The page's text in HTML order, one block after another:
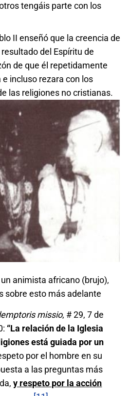
tengáis parte con los
II enseñó que la creencia de
del Espíritu de
de que él repetidamente
incluso rezara con los
las religiones no cristianas.
animista africano (brujo),
sobre esto más adelante
missio, # 29, 7 de
“La relación de la Iglesia
está guiada por un
por el hombre en su
a las preguntas más
y respeto por la acción